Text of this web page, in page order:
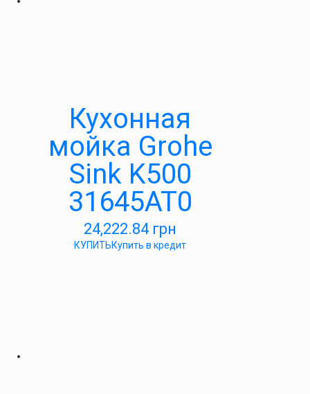
Кухонная
мойка Grohe
Sink K500
31645AT0
24,222.84 грн
КУПИТЬКупить в кредит